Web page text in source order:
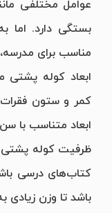
عوامل مختلفی
بستگی دارد. اما
مناسب برای
ابعاد کوله پشتی
کمر و ستون
ابعاد متناسب با
ظرفیت کوله پشتی
کتاب‌های درسی
باشد تا وزن